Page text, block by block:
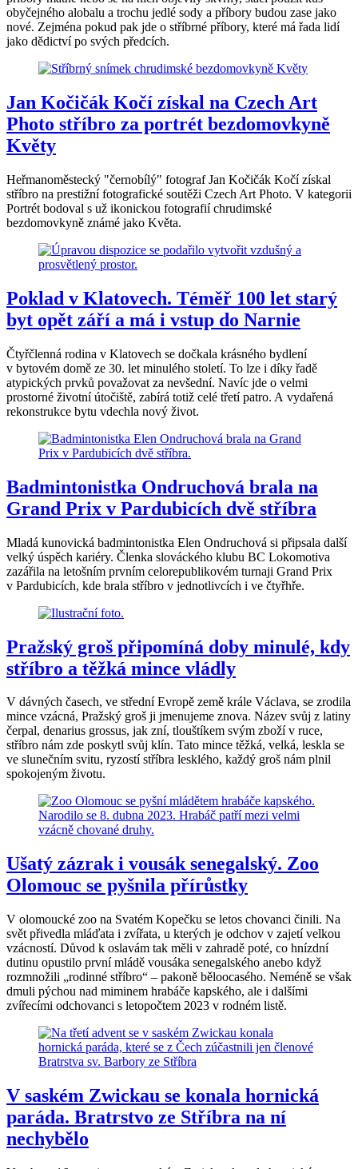
obyčejného alobalu a trochu jedlé sody a příbory budou zase jako
nové. Zejména pokud pak jde o stříbrné příbory, které má řada lidí
jako dědictví po svých předcích.
Jan Kočičák Kočí získal na Czech Art
Photo stříbro za portrét bezdomovkyně
Květy
Heřmanoměstecký "černobílý" fotograf Jan Kočičák Kočí získal
stříbro na prestižní fotografické soutěži Czech Art Photo. V kategorii
Portrét bodoval s už ikonickou fotografií chrudimské
bezdomovkyně známé jako Květa.
Poklad v Klatovech. Téměř 100 let starý
byt opět září a má i vstup do Narnie
Čtyřčlenná rodina v Klatovech se dočkala krásného bydlení
v bytovém domě ze 30. let minulého století. To lze i díky řadě
atypických prvků považovat za nevšední. Navíc jde o velmi
prostorné životní útočiště, zabírá totiž celé třetí patro. A vydařená
rekonstrukce bytu vdechla nový život.
Badmintonistka Ondruchová brala na
Grand Prix v Pardubicích dvě stříbra
Mladá kunovická badmintonistka Elen Ondruchová si připsala další
velký úspěch kariéry. Členka slováckého klubu BC Lokomotiva
zazářila na letošním prvním celorepublikovém turnaji Grand Prix
v Pardubicích, kde brala stříbro v jednotlivcích i ve čtyřhře.
Pražský groš připomíná doby minulé, kdy
stříbro a těžká mince vládly
V dávných časech, ve střední Evropě země krále Václava, se zrodila
mince vzácná, Pražský groš ji jmenujeme znova. Název svůj z latiny
čerpal, denarius grossus, jak zní, tlouštíkem svým zboží v ruce,
stříbro nám zde poskytl svůj klín. Tato mince těžká, velká, leskla se
ve slunečním svitu, ryzostí stříbra lesklého, každý groš nám plnil
spokojeným životu.
Ušatý zázrak i vousák senegalský. Zoo
Olomouc se pyšnila přírůstky
V olomoucké zoo na Svatém Kopečku se letos chovanci činili. Na
svět přivedla mláďata i zvířata, u kterých je odchov v zajetí velkou
vzácností. Důvod k oslavám tak měli v zahradě poté, co hnízdní
dutinu opustilo první mládě vousáka senegalského anebo když
rozmnožili „rodinné stříbro“ – pakoně běloocasého. Neméně se však
dmuli pýchou nad miminem hrabáče kapského, ale i dalšími
zvířecími odchovanci s letopočtem 2023 v rodném listě.
V saském Zwickau se konala hornická
paráda. Bratrstvo ze Stříbra na ní
nechybělo